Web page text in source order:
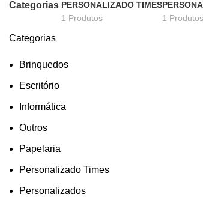
Categorias PERSONALIZADO TIMES
1 Produtos
1 Produtos
Categorias
Brinquedos
Escritório
Informática
Outros
Papelaria
Personalizado Times
Personalizados